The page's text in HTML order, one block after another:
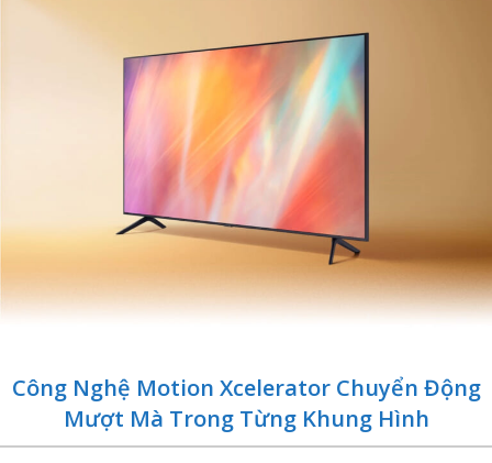
Công Nghệ Motion Xcelerator Chuyển Động
Mượt Mà Trong Từng Khung Hình